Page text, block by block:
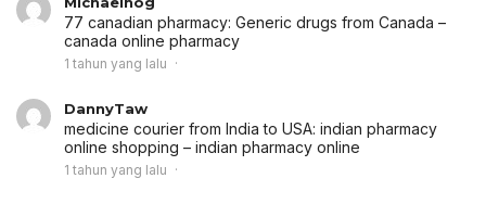
77 canadian pharmacy: Generic drugs from Canada –
canada online pharmacy
1 tahun yang lalu
DannyTaw
medicine courier from India to USA: indian pharmacy
online shopping – indian pharmacy online
1 tahun yang lalu